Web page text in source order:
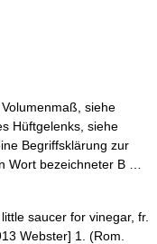
siehe
Hüftgelenks, siehe
Begriffsklärung zur
Wort bezeichneter B …
saucer for vinegar, fr.
Webster] 1. (Rom.